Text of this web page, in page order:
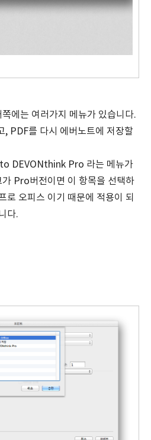
에는 여러가지 메뉴가 있습니다.
, PDF를 다시 에버노트에 저장할
DEVONthink Pro 라는 메뉴가
Pro버전이면 이 항목을 선택하
로 오피스 이기 때문에 적용이 되
다.